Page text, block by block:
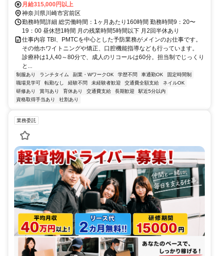
月給315,000円以上
神奈川県川崎市宮前区
勤務時間詳細 総労働時間：1ヶ月あたり160時間 勤務時間9：20〜
19：00 昼休憩1時間 月の残業時間5時間以下 月2回半休あり
仕事内容 TBI、PMTCを中心とした予防業務がメインのお仕事です。
その他ホワイトニングや矯正、口腔機能指導なども行っています。
診療枠は1人40～80分で、成人のリコールは60分。担当制でじっくり
と...
制服あり ランチタイム 副業・WワークOK 学歴不問 車通勤OK
固定時間制
職場見学可
転勤なし 経験不問 未経験者歓迎 交通費全額支給
ネイルOK
研修あり
賞与あり 育休あり 交通費支給 長期歓迎
駅近5分以内
資格取得手当あり
社割あり
業務委託